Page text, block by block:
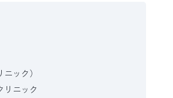
ック）
リニック